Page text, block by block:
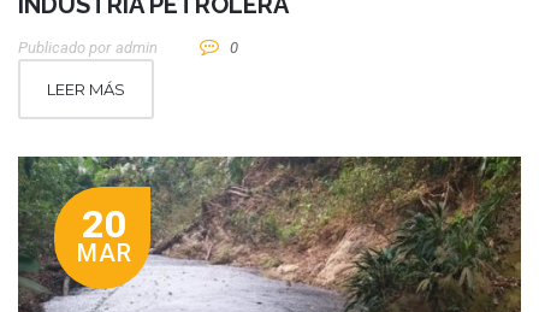
Publicado por Admin 0
LEER MÁS
20
MAR